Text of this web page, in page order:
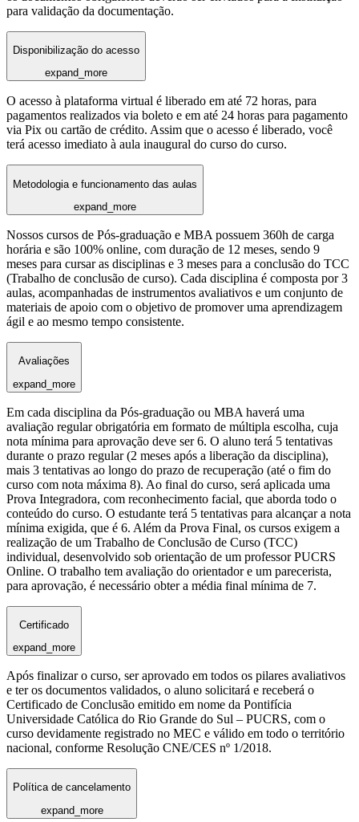
para validação da documentação.
Disponibilização do acesso
expand_more
O acesso à plataforma virtual é liberado em até 72 horas, para
pagamentos realizados via boleto e em até 24 horas para pagamento
via Pix ou cartão de crédito. Assim que o acesso é liberado, você
terá acesso imediato à aula inaugural do curso do curso.
Metodologia e funcionamento das aulas
expand_more
Nossos cursos de Pós-graduação e MBA possuem 360h de carga
horária e são 100% online, com duração de 12 meses, sendo 9
meses para cursar as disciplinas e 3 meses para a conclusão do TCC
(Trabalho de conclusão de curso). Cada disciplina é composta por 3
aulas, acompanhadas de instrumentos avaliativos e um conjunto de
materiais de apoio com o objetivo de promover uma aprendizagem
ágil e ao mesmo tempo consistente.
Avaliações
expand_more
Em cada disciplina da Pós-graduação ou MBA haverá uma
avaliação regular obrigatória em formato de múltipla escolha, cuja
nota mínima para aprovação deve ser 6. O aluno terá 5 tentativas
durante o prazo regular (2 meses após a liberação da disciplina),
mais 3 tentativas ao longo do prazo de recuperação (até o fim do
curso com nota máxima 8). Ao final do curso, será aplicada uma
Prova Integradora, com reconhecimento facial, que aborda todo o
conteúdo do curso. O estudante terá 5 tentativas para alcançar a nota
mínima exigida, que é 6. Além da Prova Final, os cursos exigem a
realização de um Trabalho de Conclusão de Curso (TCC)
individual, desenvolvido sob orientação de um professor PUCRS
Online. O trabalho tem avaliação do orientador e um parecerista,
para aprovação, é necessário obter a média final mínima de 7.
Certificado
expand_more
Após finalizar o curso, ser aprovado em todos os pilares avaliativos
e ter os documentos validados, o aluno solicitará e receberá o
Certificado de Conclusão emitido em nome da Pontifícia
Universidade Católica do Rio Grande do Sul – PUCRS, com o
curso devidamente registrado no MEC e válido em todo o território
nacional, conforme Resolução CNE/CES nº 1/2018.
Política de cancelamento
expand_more